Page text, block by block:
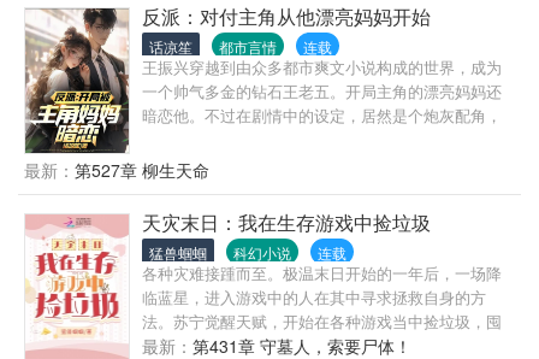
走上另一条不同的路……
反派：对付主角从他漂亮妈妈开始
话凉笙 都市言情 连载
王振兴穿越到由众多都市爽文小说构成的世界，成为
一个帅气多金的钻石王老五。开局主角的漂亮妈妈还
暗恋他。不过在剧情中的设定，居然是个炮灰配角，
还用想吗？肯定是选2啊！
最新： 第527章 柳生天命
天灾末日：我在生存游戏中捡垃圾
猛兽蝈蝈 科幻小说 连载
各种灾难接踵而至。极温末日开始的一年后，一场降
临蓝星，进入游戏中的人在其中寻求拯救自身的方
法。苏宁觉醒天赋，开始在各种游戏当中捡垃圾，囤
物资苟住小命。
最新： 第431章 守墓人，索要尸体！